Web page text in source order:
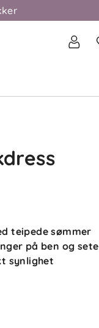
teipede sømmer
på ben og sete
synlighet